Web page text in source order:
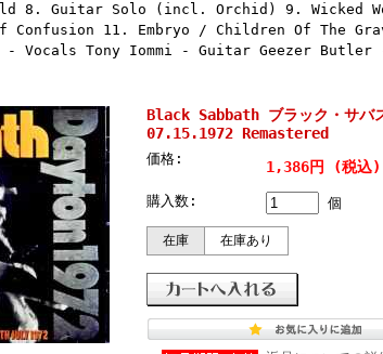
8. Guitar Solo (incl. Orchid) 9. Wicked
Confusion 11. Embryo / Children Of The
- Vocals Tony Iommi - Guitar Geezer
Black Sabbath ブラック・サバ
07.15.1972 Remastered
価格: 1,386円 (税込)
購入数: 個
在庫 在庫あり